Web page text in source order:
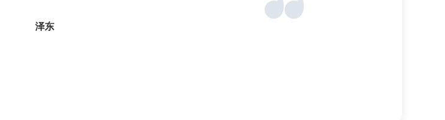
泽东